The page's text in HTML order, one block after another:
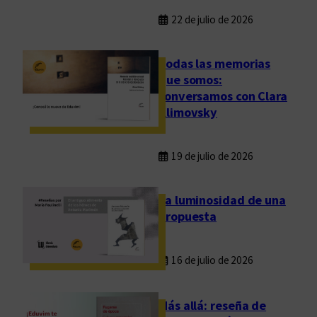
22 de julio de 2026
Todas las memorias
que somos:
conversamos con Clara
Klimovsky
19 de julio de 2026
La luminosidad de una
propuesta
16 de julio de 2026
Más allá: reseña de